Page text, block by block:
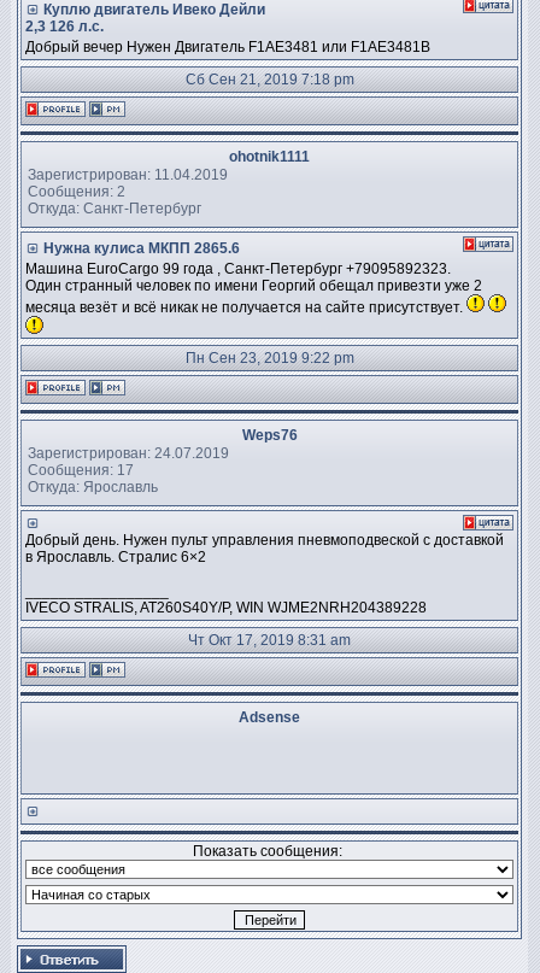
Куплю двигатель Ивеко Дейли
2,3 126 л.с.
Добрый вечер Нужен Двигатель F1AE3481 или F1AE3481B
Сб Сен 21, 2019 7:18 pm
ohotnik1111
Зарегистрирован: 11.04.2019
Сообщения: 2
Откуда: Санкт-Петербург
Нужна кулиса МКПП 2865.6
Машина EuroCargo 99 года , Санкт-Петербург +79095892323.
Один странный человек по имени Георгий обещал привезти уже 2
месяца везёт и всё никак не получается на сайте присутствует.
Пн Сен 23, 2019 9:22 pm
Weps76
Зарегистрирован: 24.07.2019
Сообщения: 17
Откуда: Ярославль
Добрый день. Нужен пульт управления пневмоподвеской с доставкой
в Ярославль. Стралис 6×2
IVECO STRALIS, AT260S40Y/P, WIN WJME2NRH204389228
Чт Окт 17, 2019 8:31 am
Adsense
Показать сообщения: